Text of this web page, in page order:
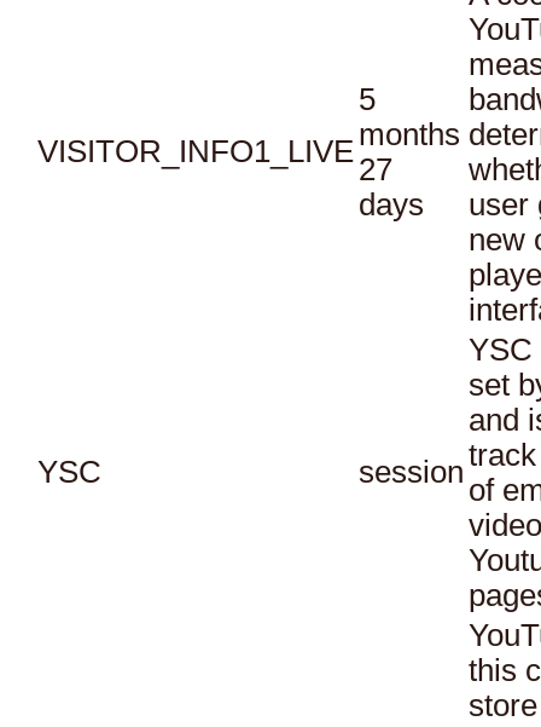
VISITOR_INFO1_LIVE
5
months
27
days
user
new
YSC session
YSC
set
and
of
this